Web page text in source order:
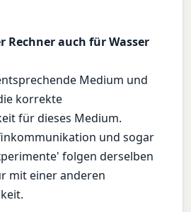
Rechner auch für Wasser
Medium und
korrekte
für dieses Medium.
und sogar
folgen derselben
mit einer anderen